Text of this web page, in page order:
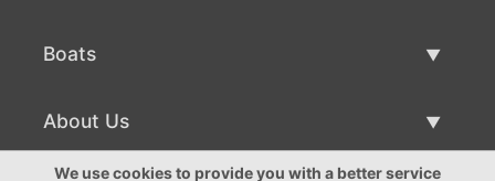
Boats
Boat Sale
About Us
About Us
We use cookies to provide you with a better service